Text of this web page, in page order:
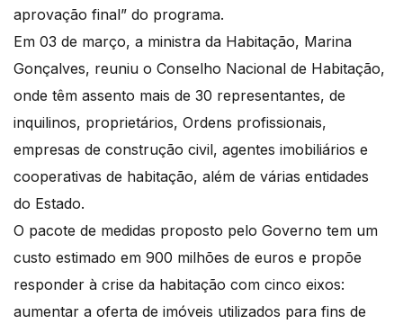
aprovação final” do programa.
Em 03 de março, a ministra da Habitação, Marina
Gonçalves, reuniu o Conselho Nacional de Habitação,
onde têm assento mais de 30 representantes, de
inquilinos, proprietários, Ordens profissionais,
empresas de construção civil, agentes imobiliários e
cooperativas de habitação, além de várias entidades
do Estado.
O pacote de medidas proposto pelo Governo tem um
custo estimado em 900 milhões de euros e propõe
responder à crise da habitação com cinco eixos:
aumentar a oferta de imóveis utilizados para fins de